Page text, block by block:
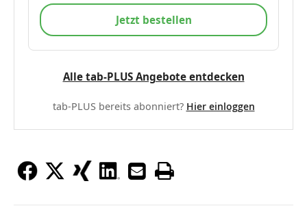
Jetzt bestellen
Alle tab-PLUS Angebote entdecken
tab-PLUS bereits abonniert? Hier einloggen